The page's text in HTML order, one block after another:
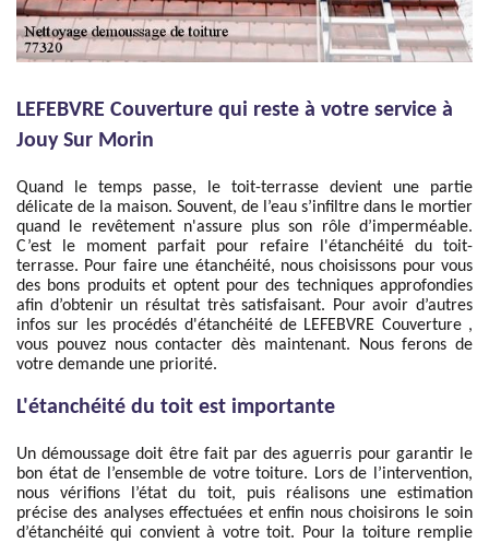
LEFEBVRE Couverture qui reste à votre service à
Jouy Sur Morin
Quand le temps passe, le toit-terrasse devient une partie
délicate de la maison. Souvent, de l’eau s’infiltre dans le mortier
quand le revêtement n'assure plus son rôle d’imperméable.
C’est le moment parfait pour refaire l'étanchéité du toit-
terrasse. Pour faire une étanchéité, nous choisissons pour vous
des bons produits et optent pour des techniques approfondies
afin d’obtenir un résultat très satisfaisant. Pour avoir d’autres
infos sur les procédés d'étanchéité de LEFEBVRE Couverture ,
vous pouvez nous contacter dès maintenant. Nous ferons de
votre demande une priorité.
L'étanchéité du toit est importante
Un démoussage doit être fait par des aguerris pour garantir le
bon état de l’ensemble de votre toiture. Lors de l’intervention,
nous vérifions l’état du toit, puis réalisons une estimation
précise des analyses effectuées et enfin nous choisirons le soin
d’étanchéité qui convient à votre toit. Pour la toiture remplie